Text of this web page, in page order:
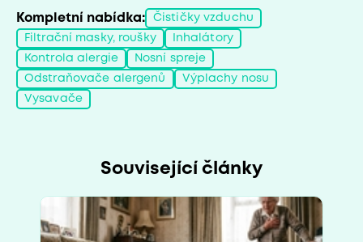
Kompletní nabídka: Čističky vzduchu
Filtrační masky, roušky Inhalátory
Kontrola alergie Nosní spreje
Odstraňovače alergenů Výplachy nosu
Vysavače
Související články